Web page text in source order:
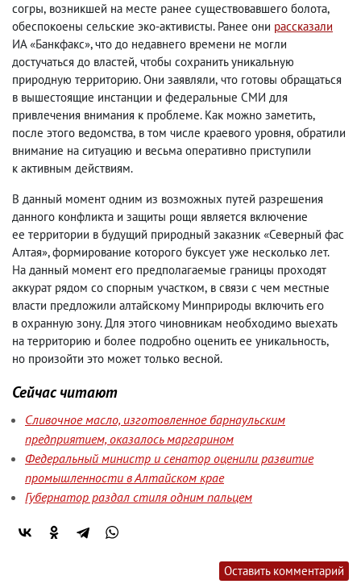
согры, возникшей на месте ранее существовавшего болота,
обеспокоены сельские эко-активисты. Ранее они рассказали
ИА «Банкфакс», что до недавнего времени не могли
достучаться до властей, чтобы сохранить уникальную
природную территорию. Они заявляли, что готовы обращаться
в вышестоящие инстанции и федеральные СМИ для
привлечения внимания к проблеме. Как можно заметить,
после этого ведомства, в том числе краевого уровня, обратили
внимание на ситуацию и весьма оперативно приступили
к активным действиям.
В данный момент одним из возможных путей разрешения
данного конфликта и защиты рощи является включение
ее территории в будущий природный заказник «Северный фас
Алтая», формирование которого буксует уже несколько лет.
На данный момент его предполагаемые границы проходят
аккурат рядом со спорным участком, в связи с чем местные
власти предложили алтайскому Минприроды включить его
в охранную зону. Для этого чиновникам необходимо выехать
на территорию и более подробно оценить ее уникальность,
но произойти это может только весной.
Сейчас читают
Сливочное масло, изготовленное барнаульским
предприятием, оказалось маргарином
Федеральный министр и сенатор оценили развитие
промышленности в Алтайском крае
Губернатор раздал стиля одним пальцем
Оставить комментарий